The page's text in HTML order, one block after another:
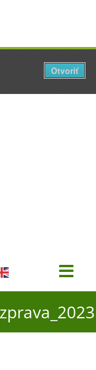
Otevřít
Otvoriť